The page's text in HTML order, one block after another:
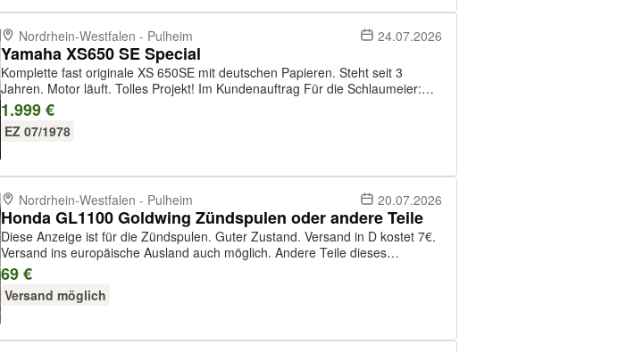
Nordrhein-Westfalen - Pulheim 24.07.2026
Yamaha XS650 SE Special
Komplette fast originale XS 650SE mit deutschen Papieren. Steht seit 3
Jahren. Motor läuft. Tolles Projekt! Im Kundenauftrag Für die Schlaumeier:
Papiere und Schlüssel sind vorhanden, und sind sogar die richtigen für das
Fahrzeug! Noch etwas, erfa...
1.999 €
EZ 07/1978
Nordrhein-Westfalen - Pulheim 20.07.2026
Honda GL1100 Goldwing Zündspulen oder andere Teile
Diese Anzeige ist für die Zündspulen. Guter Zustand. Versand in D kostet 7€.
Versand ins europäische Ausland auch möglich. Andere Teile dieses
Motorrades bitte anfragen! Bezahlung kann per PayPal an Freunde, oder per
PayPal plus Gebühren, oder per...
69 €
Versand möglich